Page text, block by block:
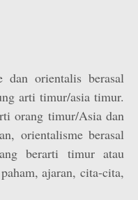
dan orientalis berasal
arti timur/asia timur.
orang timur/Asia dan
orientalisme berasal
berarti timur atau
ajaran, cita-cita,